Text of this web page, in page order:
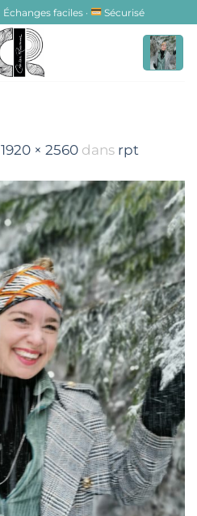
Échanges faciles · Sécurisé
1920 × 2560 dans rpt